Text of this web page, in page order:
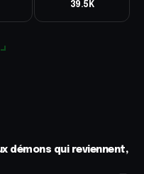
39.5K
démons qui reviennent,